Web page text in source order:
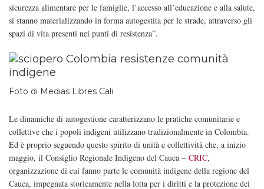
sicurezza alimentare per le famiglie, l’accesso all’educazione e alla salute,
si stanno materializzando in forma autogestita per le strade, attraverso gli
spazi di vita presenti nei punti di resistenza”.
Foto di Medias Libres Cali
Le dinamiche di autogestione caratterizzano le pratiche comunitarie e
collettive che i popoli indigeni utilizzano tradizionalmente in Colombia.
Ed è proprio seguendo questo spirito di unità e collettività che, a inizio
maggio, il Consiglio Regionale Indigeno del Cauca – CRIC,
organizzazione di cui fanno parte le comunità indigene della regione del
Cauca, impegnata storicamente nella lotta per i diritti e la protezione dei